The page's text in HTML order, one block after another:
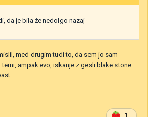
da je bila že nedolgo nazaj
med drugim tudi to, da sem jo sam
ampak evo, iskanje z gesli blake stone